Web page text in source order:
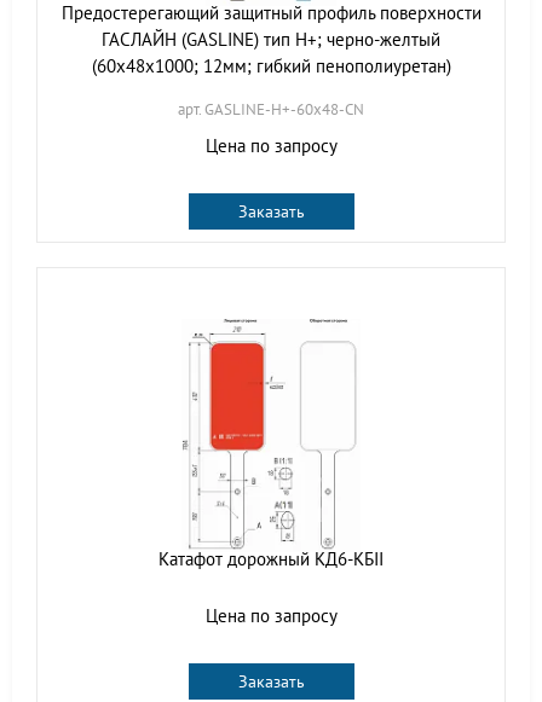
Предостерегающий защитный профиль поверхности
ГАСЛАЙН (GASLINE) тип Н+; черно-желтый
(60х48х1000; 12мм; гибкий пенополиуретан)
арт. GASLINE-H+-60х48-CN
Цена по запросу
Заказать
Катафот дорожный КД6-КБII
Цена по запросу
Заказать